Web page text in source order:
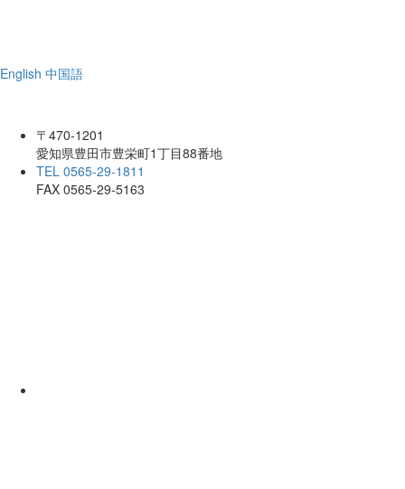
English 中国語
〒470-1201
愛知県豊田市豊栄町1丁目88番地
TEL 0565-29-1811
FAX 0565-29-5163